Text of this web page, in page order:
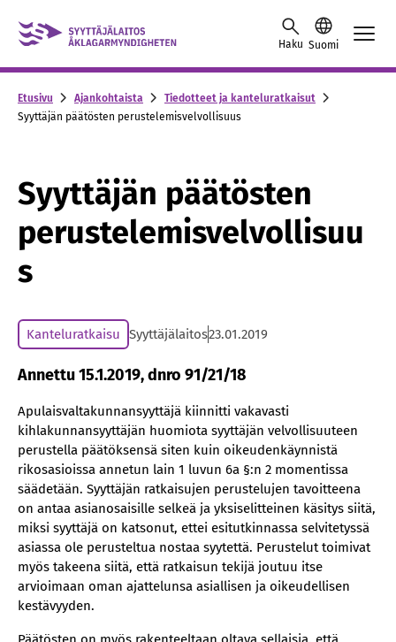
Skip to content -saavutettavuusohje
Haku Suomi
Etusivu Ajankohtaista
Tiedotteet ja kanteluratkaisut
Syyttäjän päätösten perustelemisvelvollisuus
Syyttäjän päätösten
perustelemisvelvollisuu
s
Kanteluratkaisu Syyttäjälaitos23.01.2019
Annettu 15.1.2019, dnro 91/21/18
Apulaisvaltakunnansyyttäjä kiinnitti vakavasti
kihlakunnansyyttäjän huomiota syyttäjän velvollisuuteen
perustella päätöksensä siten kuin oikeudenkäynnistä
rikosasioissa annetun lain 1 luvun 6a §:n 2 momentissa
säädetään. Syyttäjän ratkaisujen perustelujen tavoitteena
on antaa asianosaisille selkeä ja yksiselitteinen käsitys siitä,
miksi syyttäjä on katsonut, ettei esitutkinnassa selvitetyssä
asiassa ole perusteltua nostaa syytettä. Perustelut toimivat
myös takeena siitä, että ratkaisun tekijä joutuu itse
arvioimaan oman ajattelunsa asiallisen ja oikeudellisen
kestävyyden.